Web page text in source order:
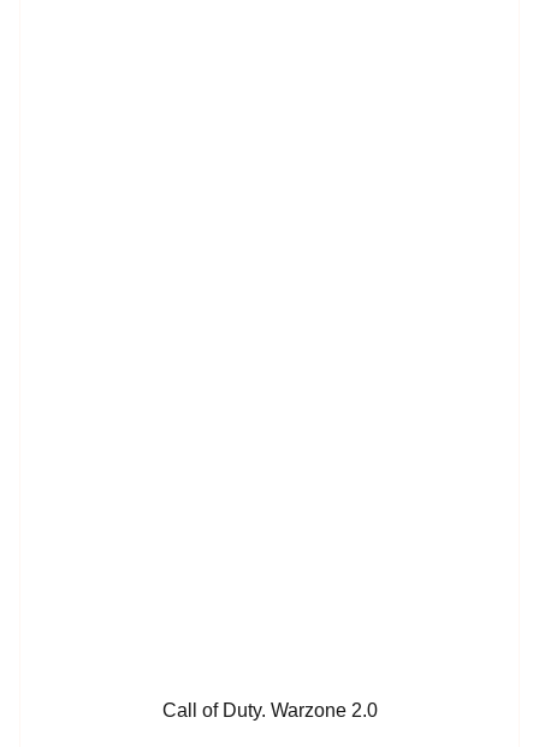
Call of Duty. Warzone 2.0